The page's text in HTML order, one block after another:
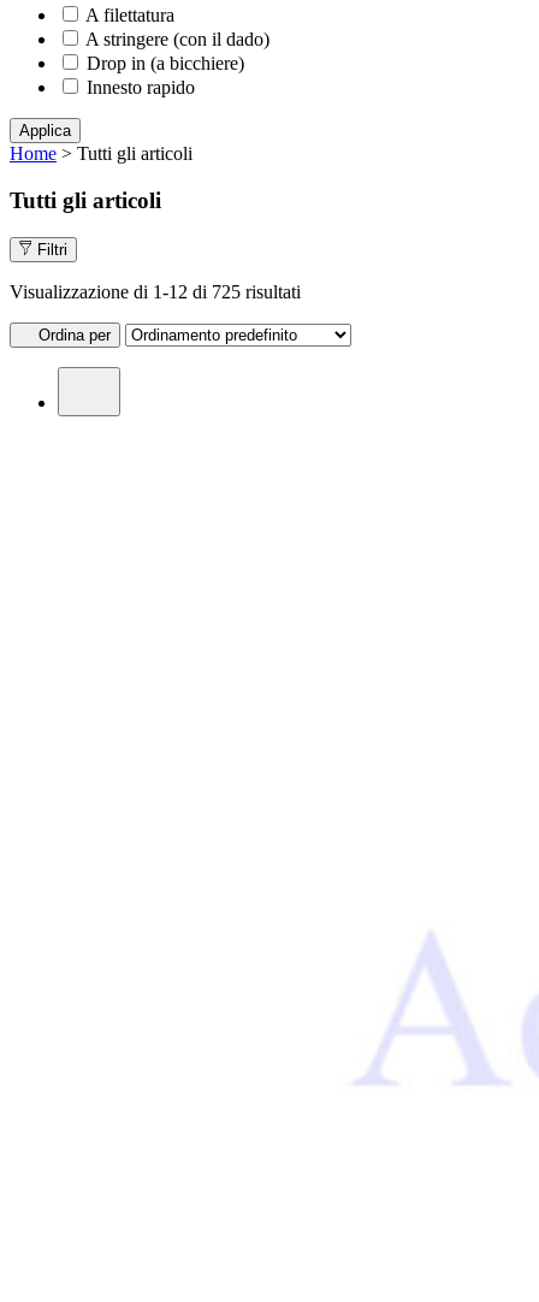
A filettatura
A stringere (con il dado)
Drop in (a bicchiere)
Innesto rapido
Applica
Home > Tutti gli articoli
Tutti gli articoli
Filtri
Visualizzazione di 1-12 di 725 risultati
Ordina per